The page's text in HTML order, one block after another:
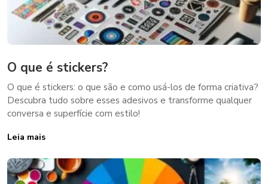
O que é stickers?
O que é stickers: o que são e como usá-los de forma criativa?
Descubra tudo sobre esses adesivos e transforme qualquer
conversa e superfície com estilo!
Leia mais